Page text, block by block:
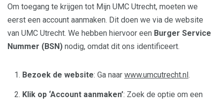
Om toegang te krijgen tot Mijn UMC Utrecht, moeten we
eerst een account aanmaken. Dit doen we via de website
van UMC Utrecht. We hebben hiervoor een Burger Service
Nummer (BSN) nodig, omdat dit ons identificeert.
Bezoek de website: Ga naar www.umcutrecht.nl.
Klik op ‘Account aanmaken’: Zoek de optie om een